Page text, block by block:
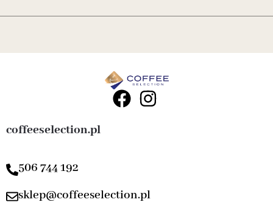
coffeeselection.pl
506 744 192
sklep@coffeeselection.pl